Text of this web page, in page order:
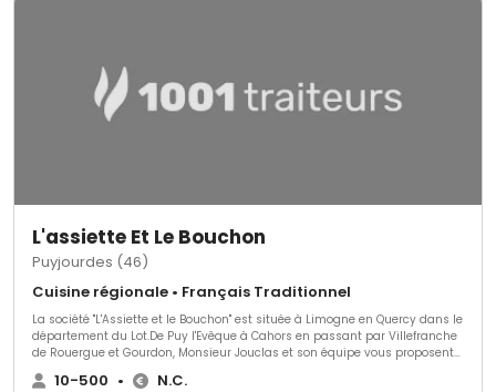
L'assiette Et Le Bouchon
Puyjourdes (46)
Cuisine régionale • Français Traditionnel
La société "L'Assiette et le Bouchon" est située à Limogne en Quercy dans le
département du Lot.De Puy l'Evêque à Cahors en passant par Villefranche
de Rouergue et Gourdon, Monsieur Jouclas et son équipe vous proposent
leurs sevices de traiteur.L'Assiette et le Bouchon, c'est plus de quinze
années d'activité dans le métier de traiteur.Nous vous proposons une
10-500 • N.C.